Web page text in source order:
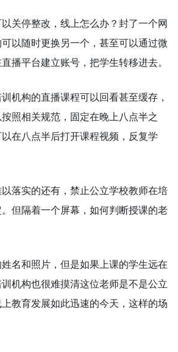
关停整改，线上怎么办？封了一个网
以随时更换另一个，甚至可以通过微
播平台建立账号，把学生转移进去。
机构的直播课程可以回看甚至缓存，
照相关规范，固定在晚上八点半之
在八点半后打开课程视频，反复学
落实的还有，禁止公立学校教师在培
但隔着一个屏幕，如何判断授课的老
名和照片，但是如果上课的学生远在
机构也很难摸清这位老师是不是公立
教育发展如此迅速的今天，这样的场